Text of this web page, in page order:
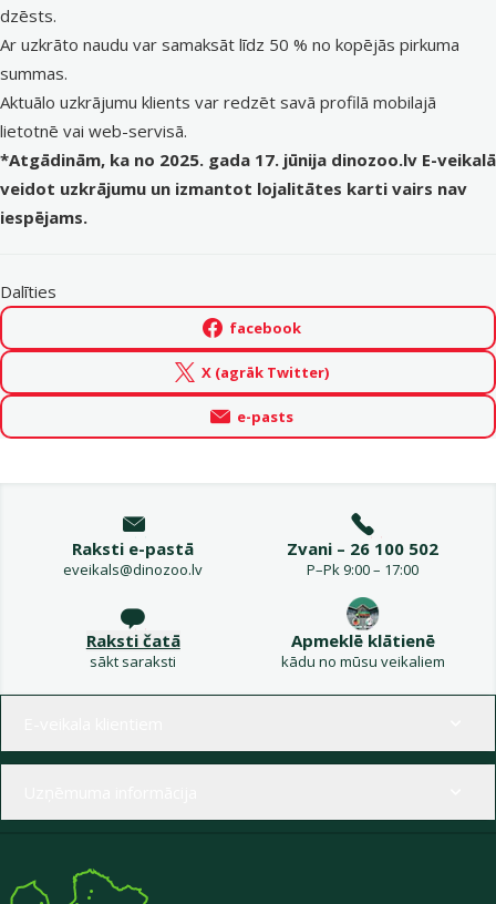
dzēsts.
Ar uzkrāto naudu var samaksāt līdz 50 % no kopējās pirkuma
summas.
Aktuālo uzkrājumu klients var redzēt savā profilā mobilajā
lietotnē vai web-servisā.
*Atgādinām, ka no 2025. gada 17. jūnija dinozoo.lv E-veikalā
veidot uzkrājumu un izmantot lojalitātes karti vairs nav
iespējams.
Dalīties
facebook
X (agrāk Twitter)
e-pasts
Raksti e-pastā
eveikals@dinozoo.lv
Zvani – 26 100 502
P–Pk 9:00 – 17:00
Raksti čatā
sākt saraksti
Apmeklē klātienē
kādu no mūsu veikaliem